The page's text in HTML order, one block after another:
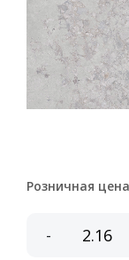
Розничная
-